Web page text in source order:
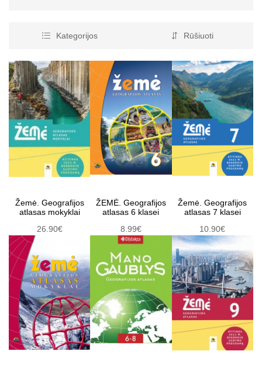
Kategorijos Rūšiuoti
Žemė. Geografijos
atlasas mokyklai
26.90€
ŽEMĖ. Geografijos
atlasas 6 klasei
8.99€
Žemė. Geografijos
atlasas 7 klasei
10.90€